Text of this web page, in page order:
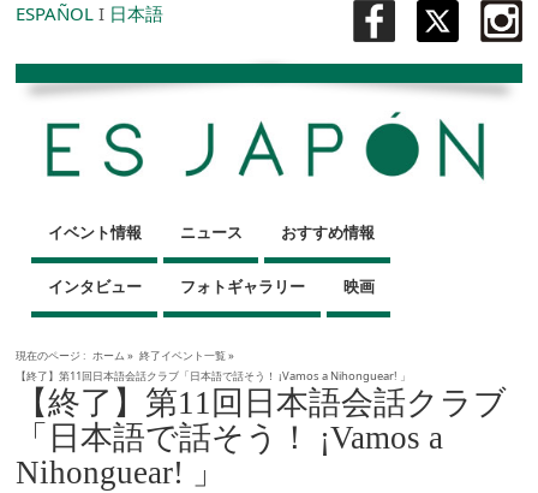
ESPAÑOL I 日本語
イベント情報 ニュース おすすめ情報
インタビュー フォトギャラリー 映画
現在のページ : ホーム » 終了イベント一覧»
【終了】第11回日本語会話クラブ「日本語で話そう！ ¡Vamos a Nihonguear! 」
【終了】第11回日本語会話クラブ
「日本語で話そう！ ¡Vamos a
Nihonguear! 」